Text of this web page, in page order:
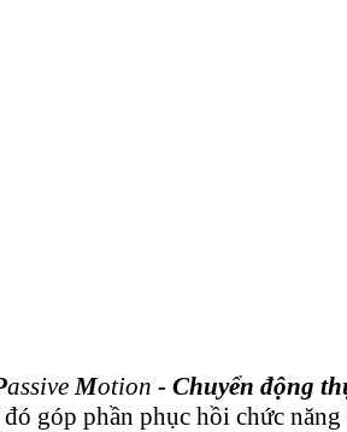
assiveMotion - Chuyển động
góp phần phục hồi chức